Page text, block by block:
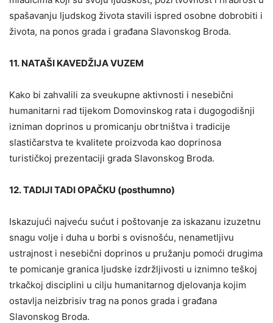
spašavanju ljudskog života stavili ispred osobne dobrobiti i
života, na ponos grada i građana Slavonskog Broda.
11. NATAŠI KAVEDŽIJA VUZEM
Kako bi zahvalili za sveukupne aktivnosti i nesebični
humanitarni rad tijekom Domovinskog rata i dugogodišnji
izniman doprinos u promicanju obrtništva i tradicije
slastičarstva te kvalitete proizvoda kao doprinosa
turističkoj prezentaciji grada Slavonskog Broda.
12. TADIJI TADI OPAČKU (posthumno)
Iskazujući najveću sućut i poštovanje za iskazanu izuzetnu
snagu volje i duha u borbi s ovisnošću, nenametljivu
ustrajnost i nesebični doprinos u pružanju pomoći drugima
te pomicanje granica ljudske izdržljivosti u iznimno teškoj
trkačkoj disciplini u cilju humanitarnog djelovanja kojim
ostavlja neizbrisiv trag na ponos grada i građana
Slavonskog Broda.